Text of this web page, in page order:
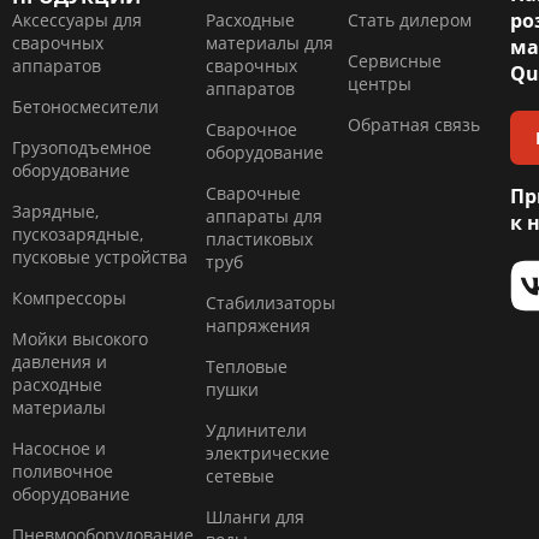
Аксессуары для
сварочных
аппаратов
Бетоносмесители
Грузоподъемное
оборудование
Зарядные,
пускозарядные,
пусковые устройства
Компресcоры
Мойки высокого
давления и
расходные
материалы
Насосное и
поливочное
оборудование
Расходные
материалы для
сварочных
аппаратов
Сварочное
оборудование
Сварочные
аппараты для
пластиковых
труб
Стабилизаторы
напряжения
Тепловые
пушки
Удлинители
электрические
сетевые
Шланги для
Стать дилером
Сервисные
центры
Обратная связь
к